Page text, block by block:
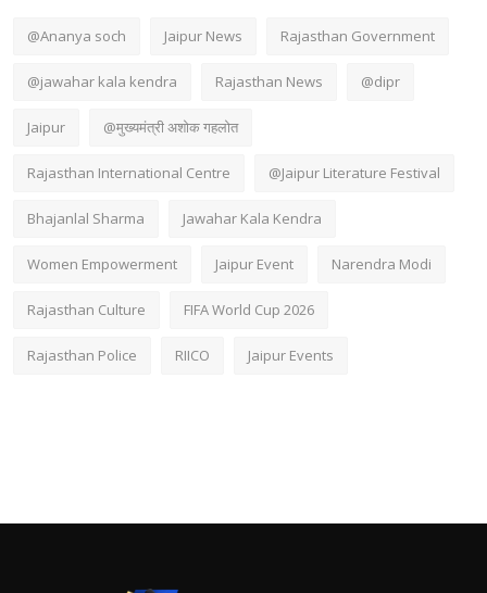
@Ananya soch Jaipur News Rajasthan Government
@jawahar kala kendra Rajasthan News @dipr
Jaipur @मुख्यमंत्री अशोक गहलोत
Rajasthan International Centre @Jaipur Literature Festival
Bhajanlal Sharma Jawahar Kala Kendra
Women Empowerment Jaipur Event Narendra Modi
Rajasthan Culture FIFA World Cup 2026
Rajasthan Police RIICO Jaipur Events